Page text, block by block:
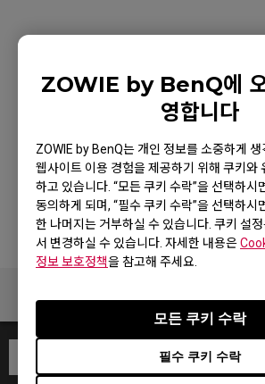
ZOWIE by BenQ에 오
영합니다
ZOWIE by BenQ는 개인 정보를 소중하게
웹사이트 이용 경험을 제공하기 위해 쿠키와
하고 있습니다. “모든 쿠키 수락”을 선택하시
동의하게 되며, “필수 쿠키 수락”을 선택하시
한 나머지는 거부하실 수 있습니다. 쿠키 설정
서 변경하실 수 있습니다. 자세한 내용은
정보 보호정책을 참고해 주세요.
필수 쿠키 수락
모든 쿠키 수락
White Mouse
Mouse Feet for
Esports